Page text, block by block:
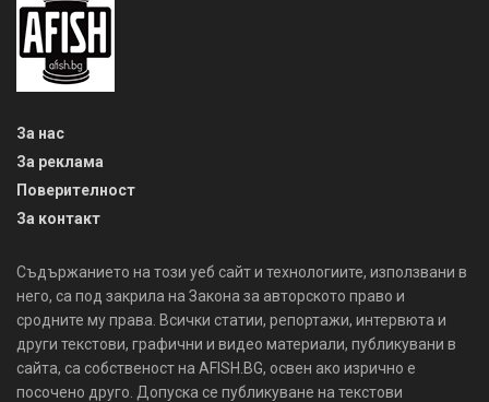
За нас
За реклама
Поверителност
За контакт
Съдържанието на този уеб сайт и технологиите, използвани в
него, са под закрила на Закона за авторското право и
сродните му права. Всички статии, репортажи, интервюта и
други текстови, графични и видео материали, публикувани в
сайта, са собственост на AFISH.BG, освен ако изрично е
посочено друго. Допуска се публикуване на текстови